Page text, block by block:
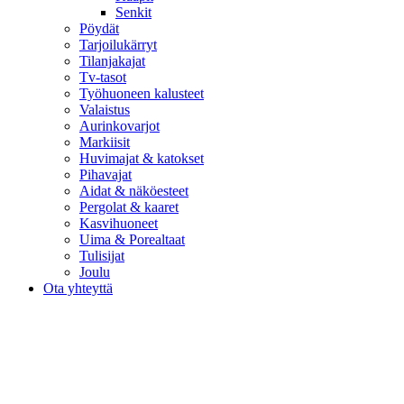
Senkit
Pöydät
Tarjoilukärryt
Tilanjakajat
Tv-tasot
Työhuoneen kalusteet
Valaistus
Aurinkovarjot
Markiisit
Huvimajat & katokset
Pihavajat
Aidat & näköesteet
Pergolat & kaaret
Kasvihuoneet
Uima & Porealtaat
Tulisijat
Joulu
Ota yhteyttä